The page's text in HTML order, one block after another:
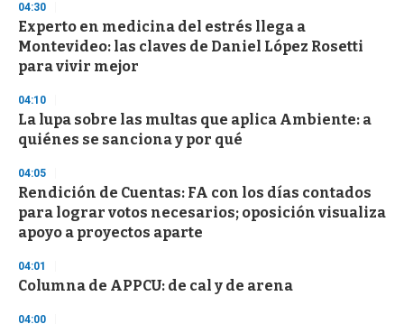
3
s
e
c
o
d
s
04:30
Experto en medicina del estrés llega a
Montevideo: las claves de Daniel López Rosetti
para vivir mejor
04:10
La lupa sobre las multas que aplica Ambiente: a
quiénes se sanciona y por qué
04:05
Rendición de Cuentas: FA con los días contados
para lograr votos necesarios; oposición visualiza
apoyo a proyectos aparte
04:01
Columna de APPCU: de cal y de arena
04:00